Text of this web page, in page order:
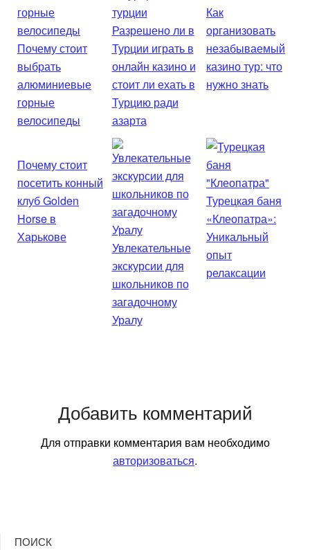
Почему стоит
выбрать
алюминиевые
горные
велосипеды
Разрешено ли в
Турции играть в
онлайн казино и
стоит ли ехать в
Турцию ради
азарта
Как
организовать
незабываемый
казино тур: что
нужно знать
Почему стоит
посетить конный
клуб Golden
Horse в
Харькове
Увлекательные
экскурсии для
школьников по
загадочному
Уралу
Турецкая баня
«Клеопатра»:
Уникальный
опыт
релаксации
Добавить комментарий
Для отправки комментария вам необходимо
авторизоваться.
ПОИСК